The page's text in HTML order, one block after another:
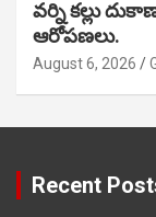
వర్ని కల్లు
ఆరోపణలు.
August 6, 2026
Recent